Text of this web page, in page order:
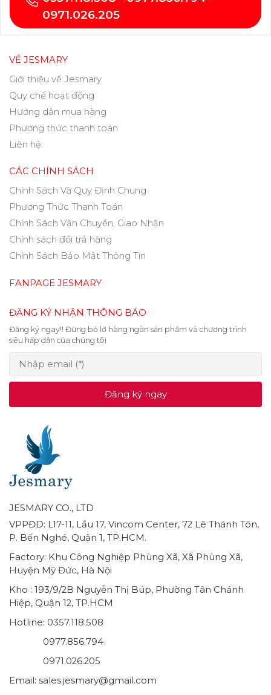
0971.026.205
VỀ JESMARY
Giới thiệu về Jesmary
Quy chế hoạt động
Hướng dẫn mua hàng
Phương thức thanh toán
Liên hệ
CÁC CHÍNH SÁCH
Chính Sách Và Quy Định Chung
Phương Thức Thanh Toán
Chính Sách Vận Chuyển, Giao Nhận
Chính sách đổi trả hàng
Chính Sách Bảo Mật Thông Tin
FANPAGE JESMARY
ĐĂNG KÝ NHẬN THÔNG BÁO
Đăng ký ngay!! Đừng bỏ lỡ hàng ngàn sản phẩm và chương trình
siêu hấp dẫn của chúng tôi
Đăng ký ngay
JESMARY CO., LTD
VPPĐD: L17-11, Lầu 17, Vincom Center, 72 Lê Thánh Tôn,
P. Bến Nghé, Quận 1, TP.HCM.
Factory: Khu Công Nghiệp Phùng Xã, Xã Phùng Xã,
Huyện Mỹ Đức, Hà Nội
Kho : 193/9/2B Nguyễn Thị Búp, Phường Tân Chánh
Hiệp, Quận 12, TP.HCM
Hotline: 0357.118.508
0977.856.794
0971.026.205
Email: sales.jesmary@gmail.com